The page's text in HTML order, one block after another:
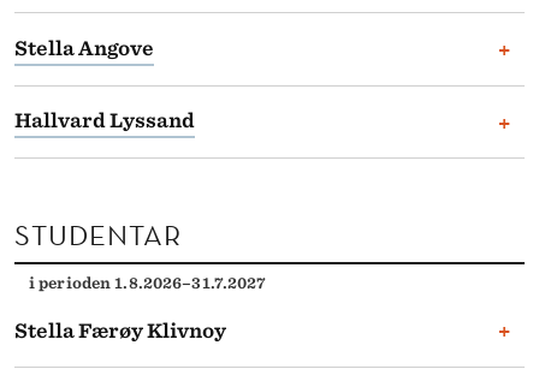
Jhosea Consulting
TILLITSVERV
Tillitsvald, Forskerforbundet
Stella Angove +
Undre (coachingtjenester)
TILLITSVERV
Hallvard Lyssand +
STUDENTAR
i perioden 1.8.2026–31.7.2027
Stella Færøy Klivnoy +